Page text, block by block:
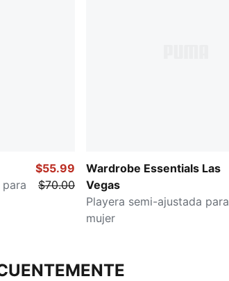
$55.99
$70.00
Wardrobe Essentials Las
Vegas
Playera semi-ajustada para
mujer